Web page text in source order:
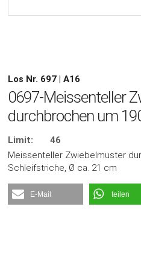
Los Nr. 697 | A16
0697-Meissenteller
durchbrochen um
Limit:
46
Meissenteller Zwiebelmuster
Schleifstriche, Ø ca. 21 cm
E-Mail teilen